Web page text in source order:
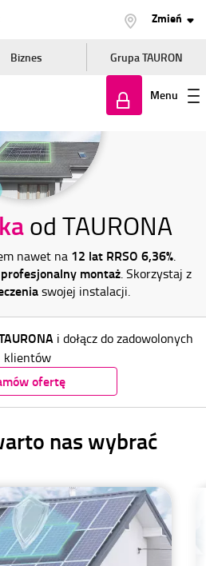
Zmień
Biznes Grupa TAURON
Menu
od TAURONA
nawet na 12 lat RRSO 6,36%.
profesjonalny montaż. Skorzystaj z
swojej instalacji.
i dołącz do zadowolonych
klientów
ofertę
nas wybrać